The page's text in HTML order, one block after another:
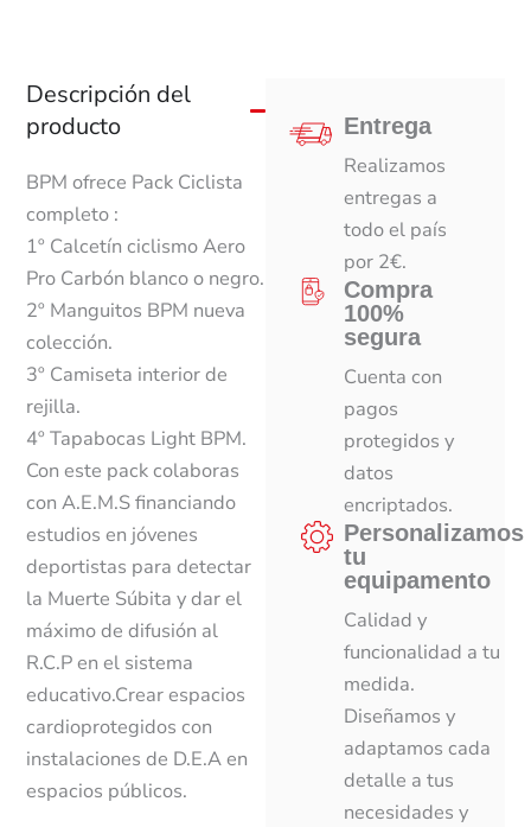
Descripción del
producto
BPM ofrece Pack Ciclista
completo :
1º Calcetín ciclismo Aero
Pro Carbón blanco o negro.
2º Manguitos BPM nueva
colección.
3º Camiseta interior de
rejilla.
4º Tapabocas Light BPM.
Con este pack colaboras
con A.E.M.S financiando
estudios en jóvenes
deportistas para detectar
la Muerte Súbita y dar el
máximo de difusión al
R.C.P en el sistema
educativo.Crear espacios
cardioprotegidos con
instalaciones de D.E.A en
espacios públicos.
Entrega
Realizamos
entregas a
todo el país
por 2€.
Compra
100%
segura
Cuenta con
pagos
protegidos y
datos
encriptados.
Personalizamos
tu
equipamento
Calidad y
funcionalidad a tu
medida.
Diseñamos y
adaptamos cada
detalle a tus
necesidades y